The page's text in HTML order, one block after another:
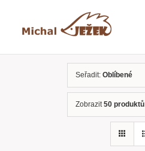
Seřadit: Oblíbené
Zobrazit50 produktů